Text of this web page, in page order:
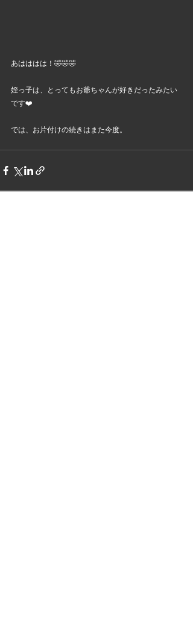
あはははは！🤣🤣🤣
姪っ子は、とってもお爺ちゃんが好きだったみたい
です❤️
では、お片付けの続きはまた今度。